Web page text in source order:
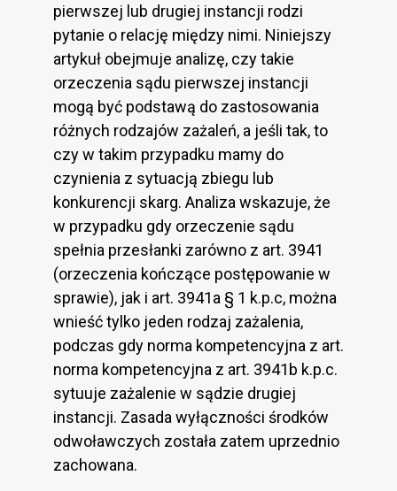
pierwszej lub drugiej instancji rodzi
pytanie o relację między nimi. Niniejszy
artykuł obejmuje analizę, czy takie
orzeczenia sądu pierwszej instancji
mogą być podstawą do zastosowania
różnych rodzajów zażaleń, a jeśli tak, to
czy w takim przypadku mamy do
czynienia z sytuacją zbiegu lub
konkurencji skarg. Analiza wskazuje, że
w przypadku gdy orzeczenie sądu
spełnia przesłanki zarówno z art. 3941
(orzeczenia kończące postępowanie w
sprawie), jak i art. 3941a § 1 k.p.c, można
wnieść tylko jeden rodzaj zażalenia,
podczas gdy norma kompetencyjna z art.
norma kompetencyjna z art. 3941b k.p.c.
sytuuje zażalenie w sądzie drugiej
instancji. Zasada wyłączności środków
odwoławczych została zatem uprzednio
zachowana.